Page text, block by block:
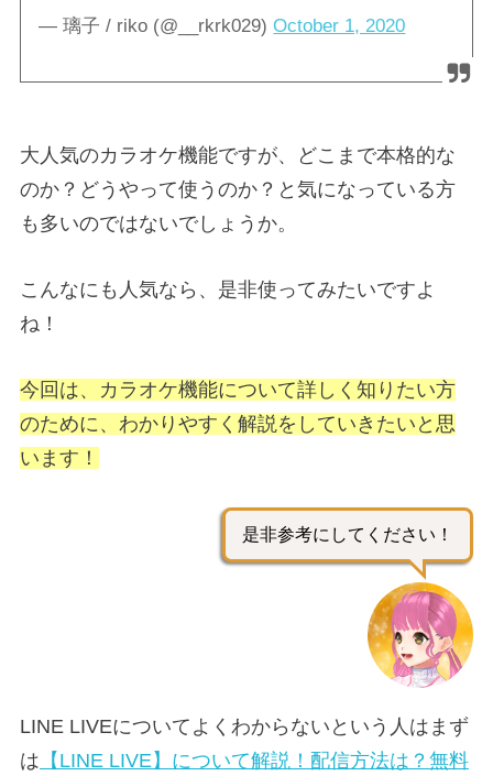
— 璃子 / riko (@__rkrk029)October 1, 2020
大人気のカラオケ機能ですが、どこまで本格的な
のか？どうやって使うのか？と気になっている方
も多いのではないでしょうか。
こんなにも人気なら、是非使ってみたいですよ
ね！
今回は、カラオケ機能について詳しく知りたい方
のために、わかりやすく解説をしていきたいと思
います！
是非参考にしてください！
LINE LIVEについてよくわからないという人はまず
は 【LINE LIVE】について解説！配信方法は？無料